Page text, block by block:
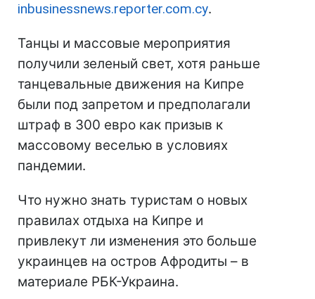
inbusinessnews.reporter.com.cy.
Танцы и массовые мероприятия
получили зеленый свет, хотя раньше
танцевальные движения на Кипре
были под запретом и предполагали
штраф в 300 евро как призыв к
массовому веселью в условиях
пандемии.
Что нужно знать туристам о новых
правилах отдыха на Кипре и
привлекут ли изменения это больше
украинцев на остров Афродиты – в
материале РБК-Украина.